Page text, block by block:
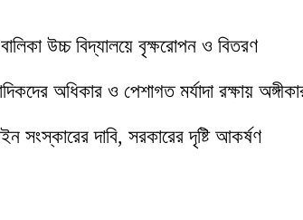
উচ্চ বিদ্যালয়ে বৃক্ষরোপন ও বিতরণ
অধিকার ও পেশাগত মর্যাদা রক্ষায়
সংস্কারের দাবি, সরকারের দৃষ্টি আকর্ষণ